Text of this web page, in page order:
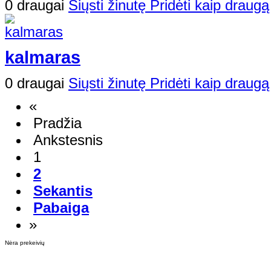
0 draugai Siųsti žinutę Pridėti kaip draugą
kalmaras
0 draugai Siųsti žinutę Pridėti kaip draugą
«
Pradžia
Ankstesnis
1
2
Sekantis
Pabaiga
»
Nėra prekeivių